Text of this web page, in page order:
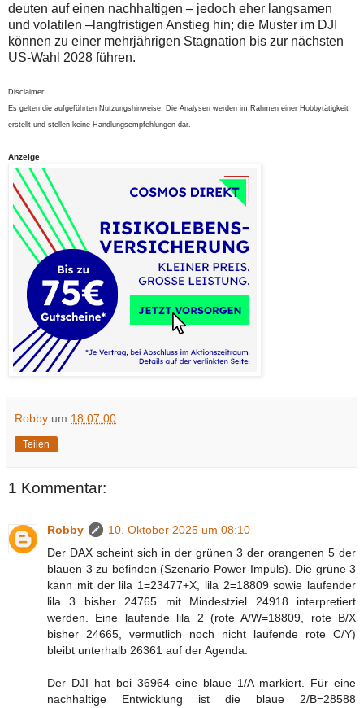
deuten auf einen nachhaltigen – jedoch eher langsamen
und volatilen –langfristigen Anstieg hin; die Muster im DJI
können zu einer mehrjährigen Stagnation bis zur nächsten
US-Wahl 2028 führen.
Disclaimer:
Es gelten die aufgeführten Nutzungshinweise. Die Analysen werden im Rahmen einer Hobbytätigkeit
erstellt und stellen keine Handlungsempfehlungen dar.
Anzeige
Robby um 18:07:00
Teilen
1 Kommentar:
Robby
10. Oktober 2025 um 08:10
Der DAX scheint sich in der grünen 3 der orangenen 5 der
blauen 3 zu befinden (Szenario Power-Impuls). Die grüne 3
kann mit der lila 1=23477+X, lila 2=18809 sowie laufender
lila 3 bisher 24765 mit Mindestziel 24918 interpretiert
werden. Eine laufende lila 2 (rote A/W=18809, rote B/X
bisher 24665, vermutlich noch nicht laufende rote C/Y)
bleibt unterhalb 26361 auf der Agenda.
Der DJI hat bei 36964 eine blaue 1/A markiert. Für eine
nachhaltige Entwicklung ist die blaue 2/B=28588